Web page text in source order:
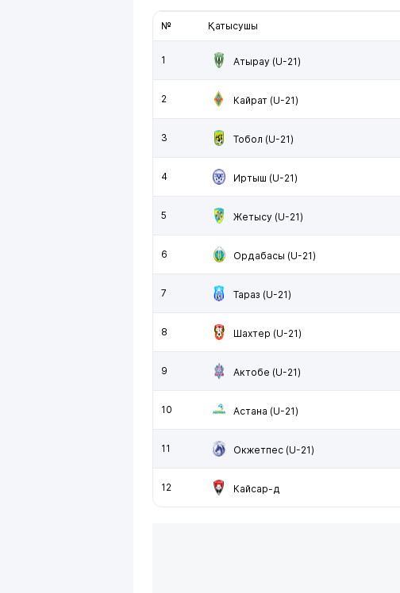
№ Қатысушы
1 Атырау (U-21)
2 Кайрат (U-21)
3 Тобол (U-21)
4 Иртыш (U-21)
5 Жетысу (U-21)
6 Ордабасы (U-21)
7 Тараз (U-21)
8 Шахтер (U-21)
9 Актобе (U-21)
10 Астана (U-21)
11 Окжетпес (U-21)
12 Кайсар-д